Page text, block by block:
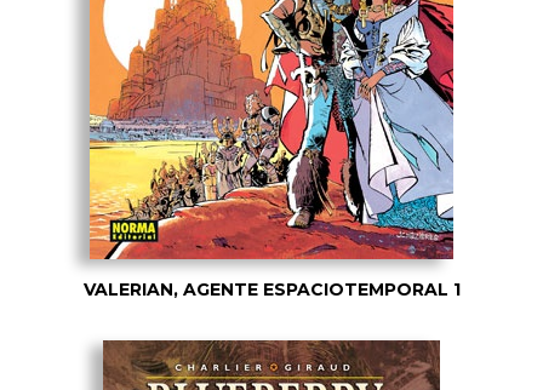
VALERIAN, AGENTE ESPACIOTEMPORAL 1